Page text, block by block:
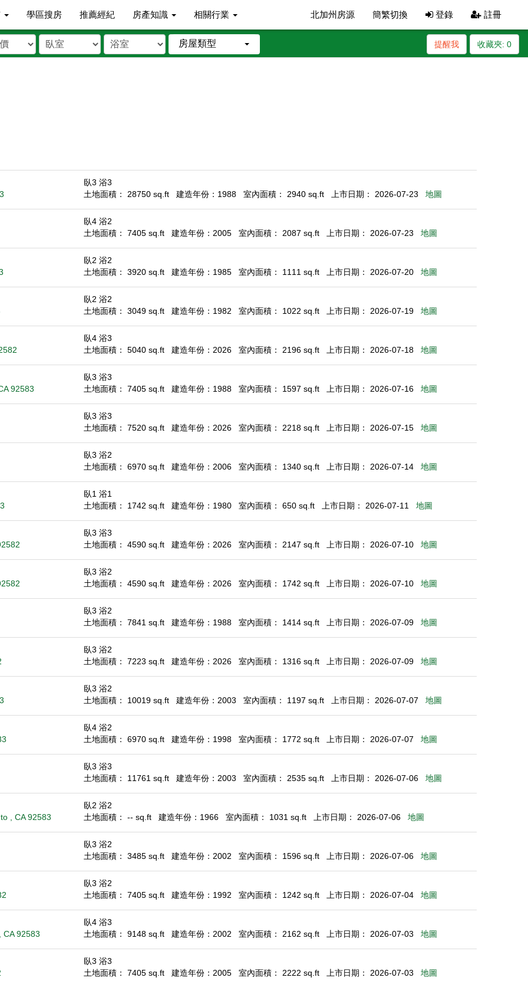
學區搜房 推薦經紀 房產知識 相關行業 北加州房源 簡繁切換 登錄 註冊
房屋類型 收藏夾: 0
提醒我
臥3 浴3
土地面積： 28750 sq.ft
建造年份：1988 室內面積： 2940 sq.ft 上市日期： 2026-07-23 地圖
臥4 浴2
土地面積： 7405 sq.ft
建造年份：2005 室內面積： 2087 sq.ft 上市日期： 2026-07-23 地圖
臥2 浴2
土地面積： 3920 sq.ft
建造年份：1985 室內面積： 1111 sq.ft 上市日期： 2026-07-20 地圖
臥2 浴2
土地面積： 3049 sq.ft
建造年份：1982 室內面積： 1022 sq.ft 上市日期： 2026-07-19 地圖
臥4 浴3
土地面積： 5040 sq.ft
建造年份：2026 室內面積： 2196 sq.ft 上市日期： 2026-07-18 地圖
92583
臥3 浴3
土地面積： 7405 sq.ft
建造年份：1988 室內面積： 1597 sq.ft 上市日期： 2026-07-16 地圖
臥3 浴3
土地面積： 7520 sq.ft
建造年份：2026 室內面積： 2218 sq.ft 上市日期： 2026-07-15 地圖
臥3 浴2
土地面積： 6970 sq.ft
建造年份：2006 室內面積： 1340 sq.ft 上市日期： 2026-07-14 地圖
臥1 浴1
土地面積： 1742 sq.ft
建造年份：1980 室內面積： 650 sq.ft 上市日期： 2026-07-11 地圖
臥3 浴3
土地面積： 4590 sq.ft
建造年份：2026 室內面積： 2147 sq.ft 上市日期： 2026-07-10 地圖
臥3 浴2
土地面積： 4590 sq.ft
建造年份：2026 室內面積： 1742 sq.ft 上市日期： 2026-07-10 地圖
臥3 浴2
土地面積： 7841 sq.ft
建造年份：1988 室內面積： 1414 sq.ft 上市日期： 2026-07-09 地圖
臥3 浴2
土地面積： 7223 sq.ft
建造年份：2026 室內面積： 1316 sq.ft 上市日期： 2026-07-09 地圖
臥3 浴2
土地面積： 10019 sq.ft
建造年份：2003 室內面積： 1197 sq.ft 上市日期： 2026-07-07 地圖
臥4 浴2
土地面積： 6970 sq.ft
建造年份：1998 室內面積： 1772 sq.ft 上市日期： 2026-07-07 地圖
臥3 浴3
土地面積： 11761 sq.ft
建造年份：2003 室內面積： 2535 sq.ft 上市日期： 2026-07-06 地圖
, CA 92583
臥2 浴2
土地面積： -- sq.ft
建造年份：1966 室內面積： 1031 sq.ft 上市日期： 2026-07-06 地圖
臥3 浴2
土地面積： 3485 sq.ft
建造年份：2002 室內面積： 1596 sq.ft 上市日期： 2026-07-06 地圖
臥3 浴2
土地面積： 7405 sq.ft
建造年份：1992 室內面積： 1242 sq.ft 上市日期： 2026-07-04 地圖
CA 92583
臥4 浴3
土地面積： 9148 sq.ft
建造年份：2002 室內面積： 2162 sq.ft 上市日期： 2026-07-03 地圖
臥3 浴3
土地面積： 7405 sq.ft
建造年份：2005 室內面積： 2222 sq.ft 上市日期： 2026-07-03 地圖